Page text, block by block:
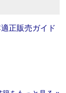
正販売ガイド